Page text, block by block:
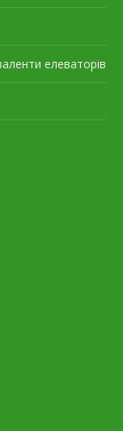
елеваторів